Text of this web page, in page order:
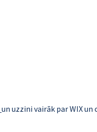
un uzzini vairāk par WIX